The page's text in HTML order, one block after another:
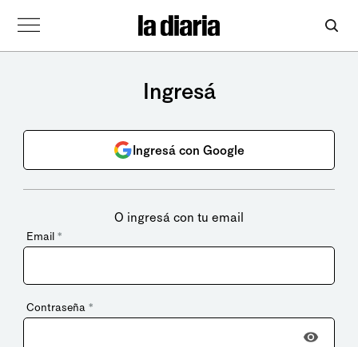
Ingresá
Ingresá con Google
O ingresá con tu email
Email *
Contraseña *